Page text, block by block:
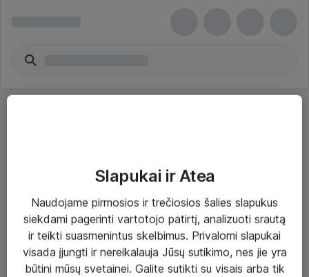
Paslaugos
Sprendimai
Įgyvendinti projektai
Slapukai ir Atea
Naudojame pirmosios ir trečiosios šalies slapukus
siekdami pagerinti vartotojo patirtį, analizuoti srautą
ir teikti suasmenintus skelbimus. Privalomi slapukai
visada įjungti ir nereikalauja Jūsų sutikimo, nes jie yra
būtini mūsų svetainei. Galite sutikti su visais arba tik